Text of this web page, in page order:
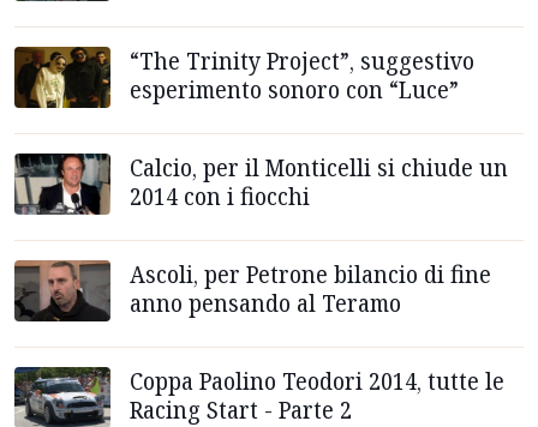
“The Trinity Project”, suggestivo
esperimento sonoro con “Luce”
Calcio, per il Monticelli si chiude un
2014 con i fiocchi
Ascoli, per Petrone bilancio di fine
anno pensando al Teramo
Coppa Paolino Teodori 2014, tutte le
Racing Start - Parte 2